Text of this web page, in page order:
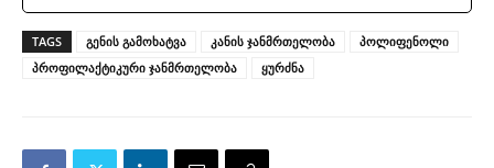
TAGS გენის გამოხატვა კანის ჯანმრთელობა
პოლიფენოლი
პროფილაქტიკური ჯანმრთელობა
ყურძნა